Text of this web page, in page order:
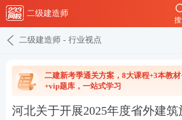
二级建造师
二级建造师 - 行业视点
二建新考季通关方案，8大课程+3本教
+vip题库，一站式学习
河北关于开展2025年度省外建